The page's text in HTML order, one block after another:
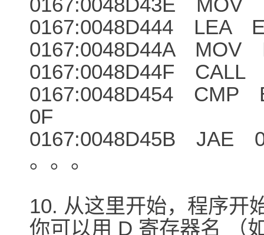
0167:0048D444 LEA
0167:0048D44A MOV
0167:0048D44F CALL
0167:0048D454 CMP
0F
0167:0048D45B JAE
。。。
10. 从这里开始，程序开
你可以用 D 寄存器名 （